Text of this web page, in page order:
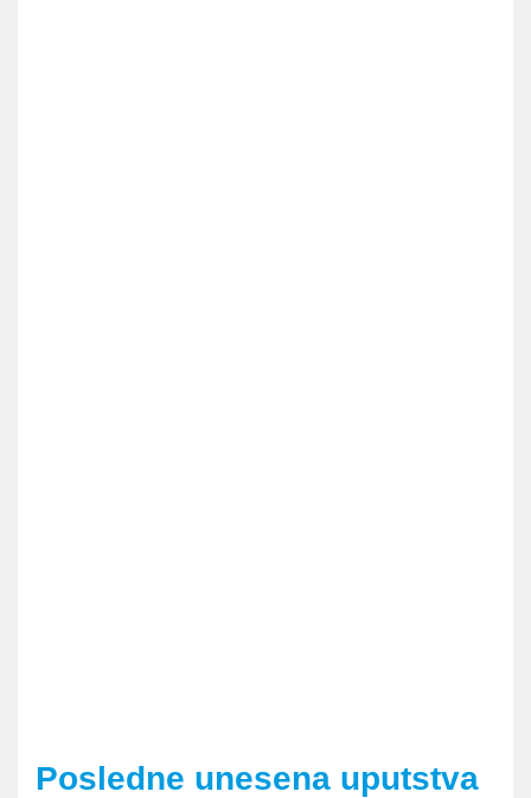
Posledne unesena uputstva